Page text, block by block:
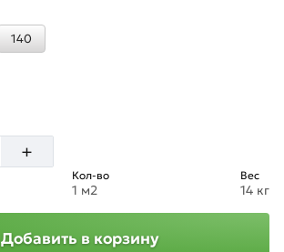
140
+
Кол-во
1 м2
Вес
14 кг
Добавить в корзину